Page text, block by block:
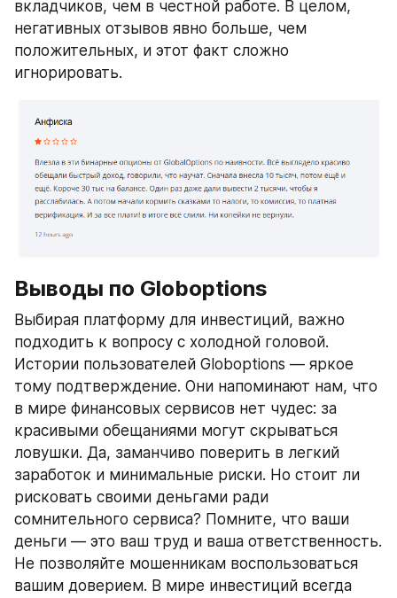
вкладчиков, чем в честной работе. В целом,
негативных отзывов явно больше, чем
положительных, и этот факт сложно
игнорировать.
Выводы по Globoptions
Выбирая платформу для инвестиций, важно
подходить к вопросу с холодной головой.
Истории пользователей Globoptions — яркое
тому подтверждение. Они напоминают нам, что
в мире финансовых сервисов нет чудес: за
красивыми обещаниями могут скрываться
ловушки. Да, заманчиво поверить в легкий
заработок и минимальные риски. Но стоит ли
рисковать своими деньгами ради
сомнительного сервиса? Помните, что ваши
деньги — это ваш труд и ваша ответственность.
Не позволяйте мошенникам воспользоваться
вашим доверием. В мире инвестиций всегда